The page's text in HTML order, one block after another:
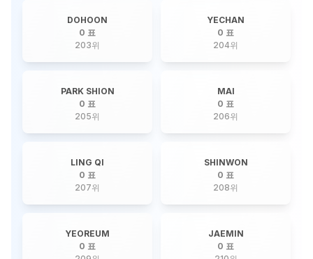
DOHOON
0 표
203위
YECHAN
0 표
204위
PARK SHION
0 표
205위
MAI
0 표
206위
LING QI
0 표
207위
SHINWON
0 표
208위
YEOREUM
0 표
JAEMIN
0 표